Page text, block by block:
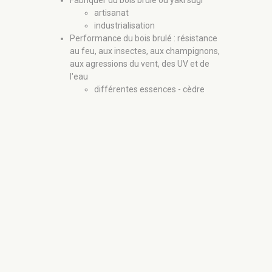
artisanat
industrialisation
Performance du bois brulé : résistance
au feu, aux insectes, aux champignons,
aux agressions du vent, des UV et de
l'eau
différentes essences - cèdre